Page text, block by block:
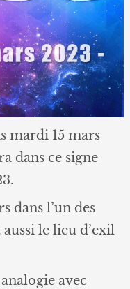
mardi 15 mars
dans ce signe
dans l’un des
le lieu d’exil
avec